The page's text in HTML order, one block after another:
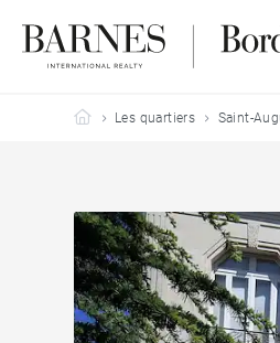
Barnes Bordeaux
Les quartiers Saint-